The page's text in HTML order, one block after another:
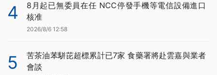
4
8月起已無委員在任 NCC停發手機等電信設備進口
核准
2026/8/6 12:58
5
苦茶油苯駢芘超標累計已7家 食藥署將赴雲嘉與業者
會談